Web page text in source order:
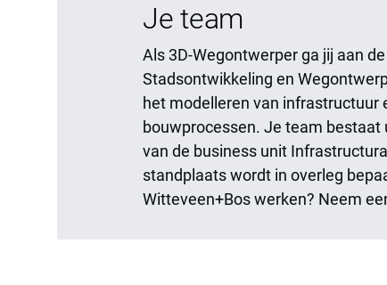
Je team
Als 3D-Wegontwerper ga jij aan
Stadsontwikkeling en
het modelleren van infrastructuur
bouwprocessen. Je team bestaat
van de business unit
standplaats wordt in overleg
Witteveen+Bos werken? Neem